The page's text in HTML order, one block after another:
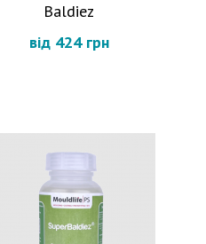
Baldiez
від 424 грн